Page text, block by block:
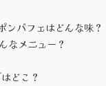
ンパフェはどんな味？
なメニュー？
どこ？